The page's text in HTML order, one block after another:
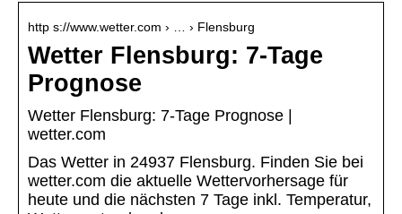
http s://www.wetter.com › … › Flensburg
Wetter Flensburg: 7-Tage
Prognose
Wetter Flensburg: 7-Tage Prognose |
wetter.com
Das Wetter in 24937 Flensburg. Finden Sie bei
wetter.com die aktuelle Wettervorhersage für
heute und die nächsten 7 Tage inkl. Temperatur,